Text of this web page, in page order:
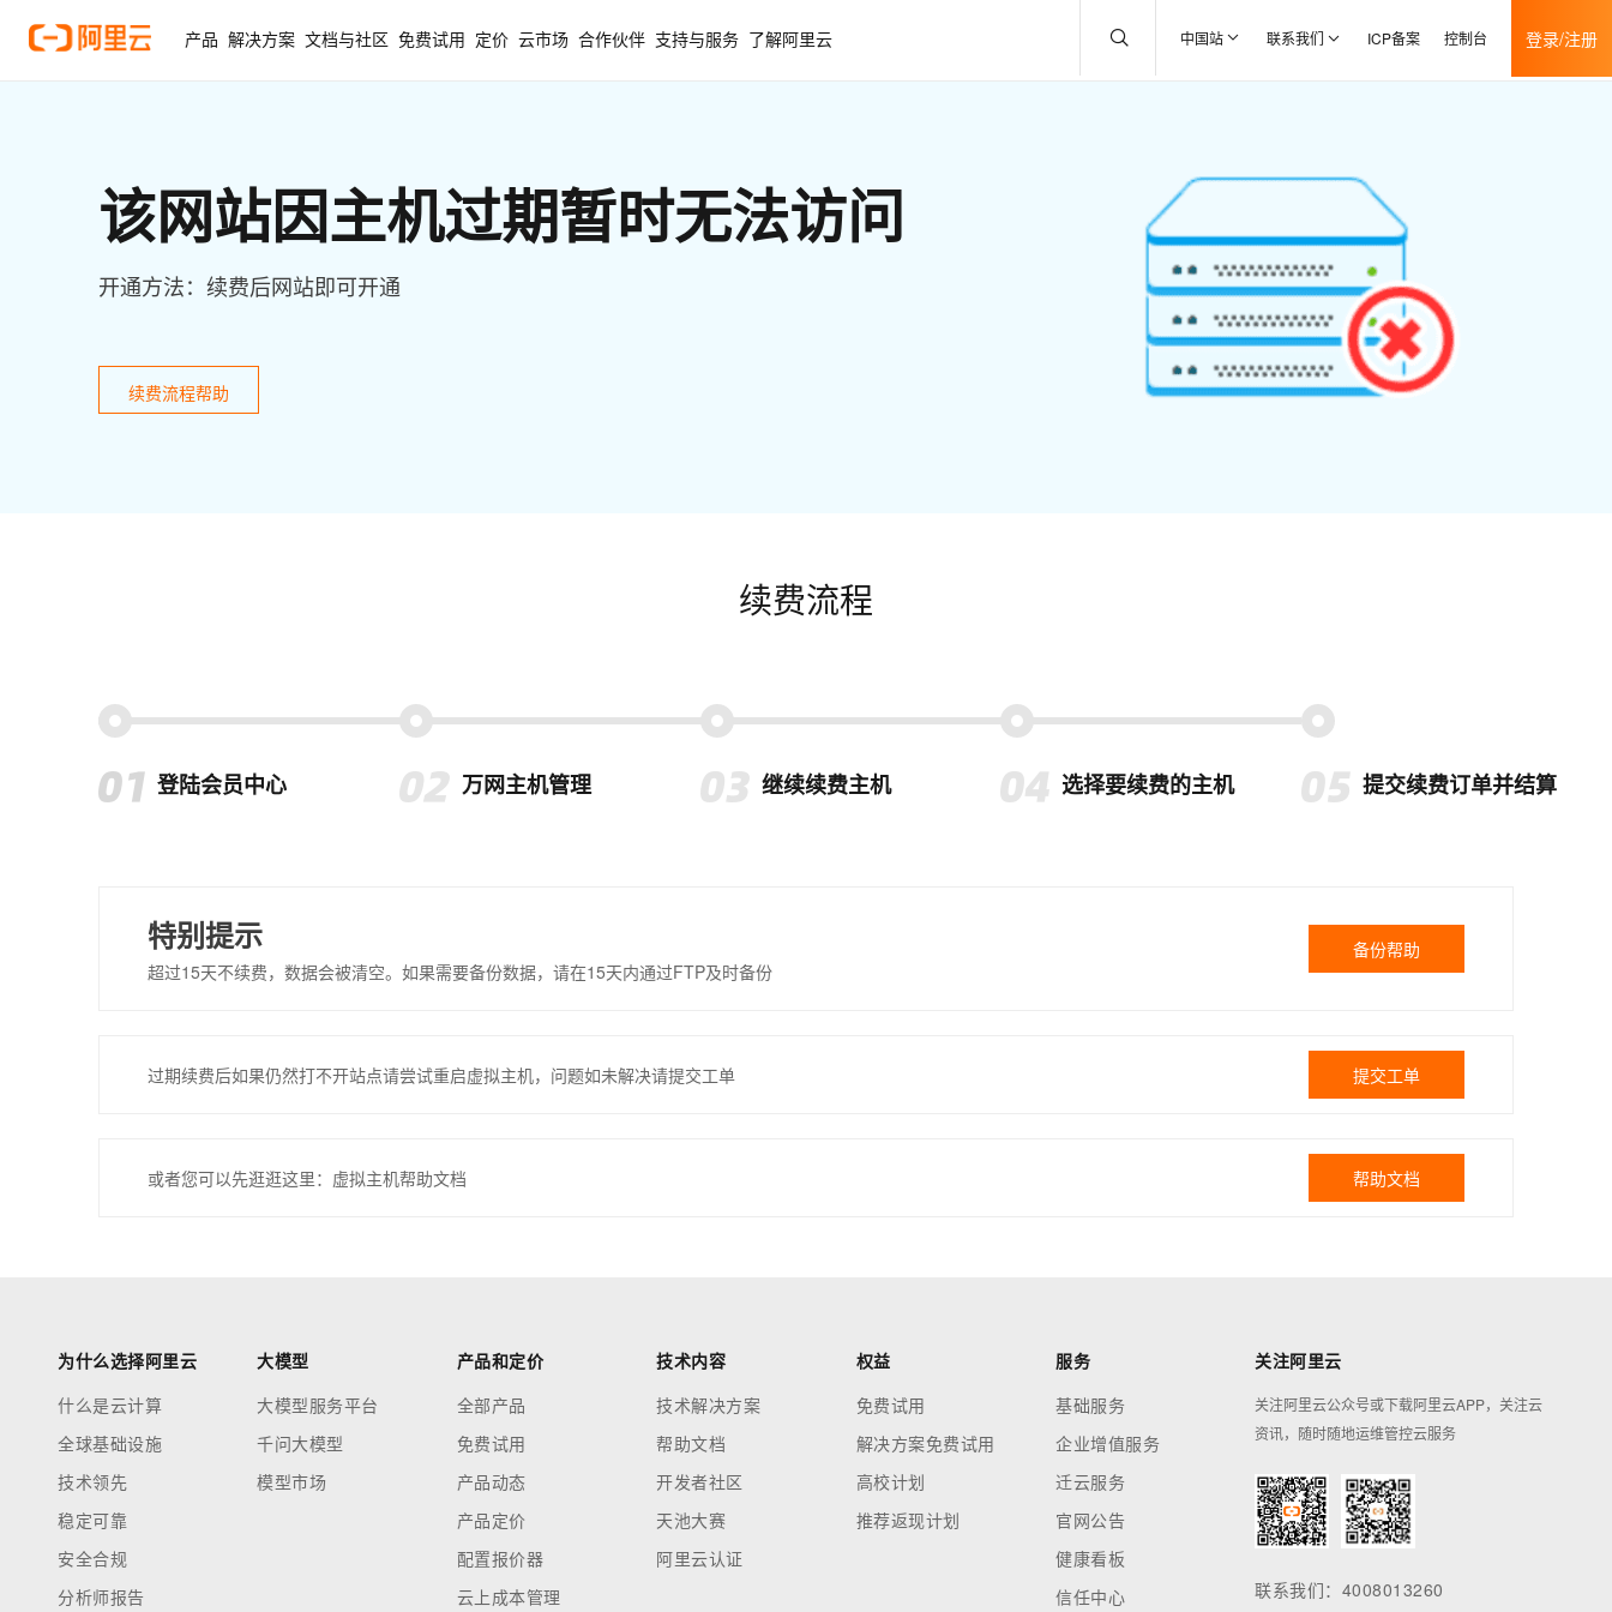
产品 解决方案 文档与社区 免费试用 定价 云市场 合作伙伴 支持与服务 了解阿里云 中国站 联系我们 ICP备案 控制台 登录/注册
该网站因主机过期暂时无法访问
开通方法：续费后网站即可开通
续费流程帮助
续费流程
登陆会员中心 万网主机管理 继续续费主机 选择要续费的主机 提交续费订单并结算
特别提示
超过15天不续费，数据会被清空。如果需要备份数据，请在15天内通过FTP及时备份
备份帮助
过期续费后如果仍然打不开站点请尝试重启虚拟主机，问题如未解决请提交工单 提交工单
或者您可以先逛逛这里：虚拟主机帮助文档 帮助文档